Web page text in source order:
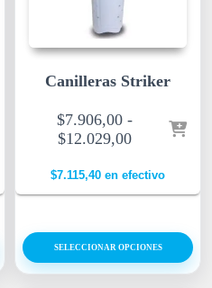
Canilleras Striker
$7.906,00 -
$12.029,00
$7.115,40 en efectivo
SELECCIONAR OPCIONES